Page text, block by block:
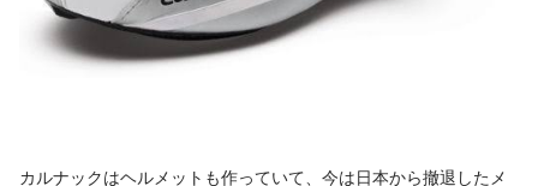
カルナックはヘルメットも作っていて、今は日本から撤退したメ